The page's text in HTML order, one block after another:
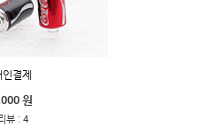
인결제
원
뷰: 4